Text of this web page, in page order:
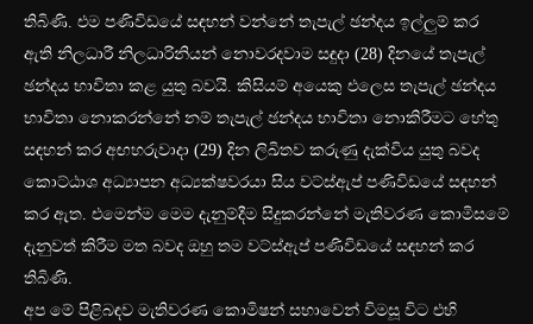
තිබිණි. එම පණිවිඩයේ සඳහන් වන්නේ තැපැල් ඡන්දය ඉල්ලුම් කර
ඇති නිලධාරී නිලධාරිනියන් නොවරදවාම සඳුදා (28) දිනයේ තැපැල්
ඡන්දය භාවිතා කළ යුතු බවයි. කිසියම් අයෙකු එලෙස තැපැල් ඡන්දය
භාවිතා නොකරන්නේ නම් තැපැල් ඡන්දය භාවිතා නොකිරීමට හේතු
සඳහන් කර අඟහරුවාදා (29) දින ලිඛිතව කරුණු දැක්විය යුතු බවද
කොට්ඨාශ අධ්‍යාපන අධ්‍යක්ෂවරයා සිය වට්ස්ඇප් පණිවිඩයේ සඳහන්
කර ඇත. එමෙන්ම මෙම දැනුම්දීම සිදුකරන්නේ මැතිවරණ කොමිසමේ
දැනුවත් කිරීම මත බවද ඔහු තම වට්ස්ඇප් පණිවිඩයේ සඳහන් කර
තිබිණි.
අප මේ පිළිබඳව මැතිවරණ කොමිෂන් සභාවෙන් විමසූ විට එහි